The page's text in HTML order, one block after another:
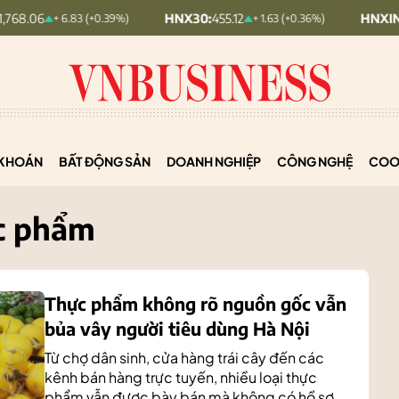
+ 6.83 (+0.39%) HNX30: + 1.63 (+0.36%) HNXINDEX: 293.44
BẤT ĐỘNG SẢN DOANH NGHIỆP CÔNG NGHỆ
phẩm
Thực phẩm không rõ nguồn gốc vẫn
bủa vây người tiêu dùng Hà Nội
Từ chợ dân sinh, cửa hàng trái cây đến các
kênh bán hàng trực tuyến, nhiều loại thực